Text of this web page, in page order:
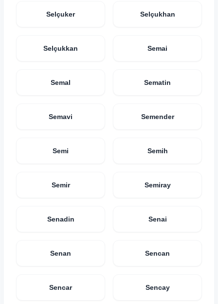
Selçuker Selçukhan
Selçukkan Semai
Semal Sematin
Semavi Semender
Semi Semih
Semir Semiray
Senadin Senai
Senan Sencan
Sencar Sencay